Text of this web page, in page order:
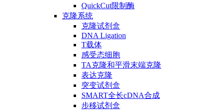
QuickCut限制酶
克隆系统
克隆试剂盒
DNA Ligation
T载体
感受态细胞
TA克隆和平滑末端克隆
表达克隆
突变试剂盒
SMART全长cDNA合成
步移试剂盒